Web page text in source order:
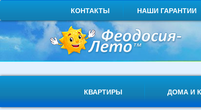
основному
содержанию
КОНТАКТЫ НАШИ ГАРАНТИИ
КВАРТИРЫ ДОМА И